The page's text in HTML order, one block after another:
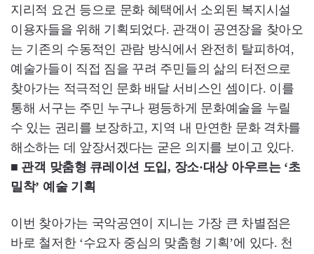
지리적 요건 등으로 문화 혜택에서 소외된 복지시설
이용자들을 위해 기획되었다. 관객이 공연장을 찾아오
는 기존의 수동적인 관람 방식에서 완전히 탈피하여,
예술가들이 직접 짐을 꾸려 주민들의 삶의 터전으로
찾아가는 적극적인 문화 배달 서비스인 셈이다. 이를
통해 서구는 주민 누구나 평등하게 문화예술을 누릴
수 있는 권리를 보장하고, 지역 내 만연한 문화 격차를
해소하는 데 앞장서겠다는 굳은 의지를 보이고 있다.
■ 관객 맞춤형 큐레이션 도입, 장소·대상 아우르는 ‘초
밀착’ 예술 기획
이번 찾아가는 국악공연이 지니는 가장 큰 차별점은
바로 철저한 ‘수요자 중심의 맞춤형 기획’에 있다. 천